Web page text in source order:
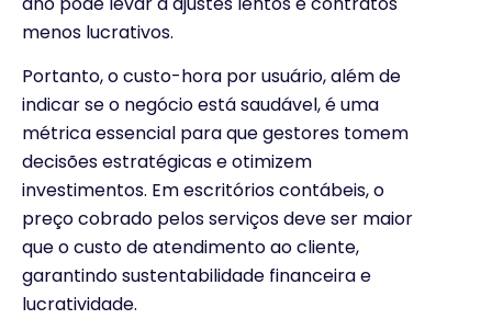
menos lucrativos.
Portanto, o custo-hora por usuário, além de
indicar se o negócio está saudável, é uma
métrica essencial para que gestores tomem
decisões estratégicas e otimizem
investimentos. Em escritórios contábeis, o
preço cobrado pelos serviços deve ser maior
que o custo de atendimento ao cliente,
garantindo sustentabilidade financeira e
lucratividade.